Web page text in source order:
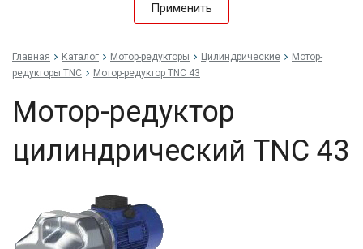
Применить
Главная Каталог Мотор-редукторы Цилиндрические
Мотор-
редукторы TNC
Мотор-редуктор TNC 43
Мотор-редуктор
цилиндрический TNC 43